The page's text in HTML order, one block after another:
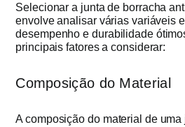
Selecionar a junta de borracha
envolve analisar várias variáveis
desempenho e durabilidade
principais fatores a considerar:
Composição do Material
A composição do material de